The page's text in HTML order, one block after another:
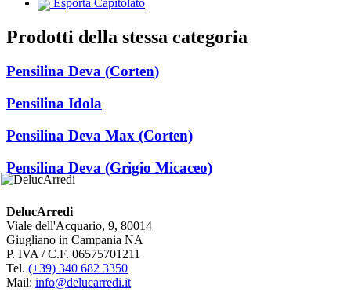
Esporta Capitolato
Prodotti della stessa categoria
Pensilina Deva (Corten)
Pensilina Idola
Pensilina Deva Max (Corten)
Pensilina Deva (Grigio Micaceo)
DelucArredi
Viale dell'Acquario, 9, 80014
Giugliano in Campania NA
P. IVA / C.F. 06575701211
Tel. (+39) 340 682 3350
Mail: info@delucarredi.it